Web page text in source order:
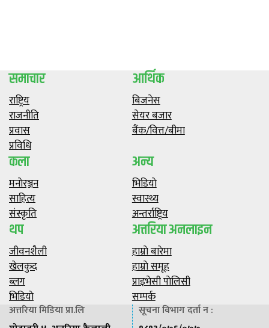
समाचार
राष्ट्रिय
राजनीति
प्रवास
प्रविधि
आर्थिक
बिजनेस
सेयर बजार
बैंक/वित्त/बीमा
कला
मनाेरञ्जन
साहित्य
संस्कृति
अन्य
भिडियाे
स्वास्थ्य
अन्तर्राष्ट्रिय
थप
जीवनशैली
खेलकुद
ब्लग
भिडियाे
अत्तरिया अनलाइन
हाम्राे बारेमा
हाम्राे समूह
प्राइभेसी पाेलिसी
सम्पर्क
अत्तरिया मिडिया प्रा.लि
सूचना विभाग दर्ता न :